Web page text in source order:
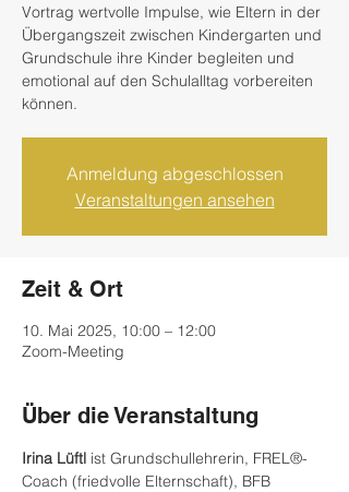
Vortrag wertvolle Impulse, wie Eltern in der
Übergangszeit zwischen Kindergarten und
Grundschule ihre Kinder begleiten und
emotional auf den Schulalltag vorbereiten
können.
Anmeldung abgeschlossen
Veranstaltungen ansehen
Zeit & Ort
10. Mai 2025, 10:00 – 12:00
Zoom-Meeting
Über die Veranstaltung
Irina Lüftl ist Grundschullehrerin, FREL®-
Coach (friedvolle Elternschaft), BFB